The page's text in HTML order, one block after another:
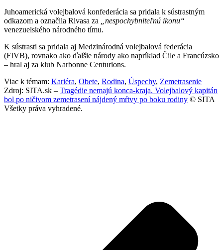
Juhoamerická volejbalová konfederácia sa pridala k sústrastným
odkazom a označila Rivasa za „nespochybniteľnú ikonu“
venezuelského národného tímu.
K sústrasti sa pridala aj Medzinárodná volejbalová federácia
(FIVB), rovnako ako ďalšie národy ako napríklad Čile a Francúzsko
– hral aj za klub Narbonne Centurions.
Viac k témam: Kariéra, Obete, Rodina, Úspechy, Zemetrasenie
Zdroj: SITA.sk – Tragédie nemajú konca-kraja. Volejbalový kapitán
bol po ničivom zemetrasení nájdený mŕtvy po boku rodiny © SITA
Všetky práva vyhradené.